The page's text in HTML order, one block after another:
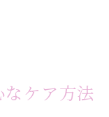
ケア方法